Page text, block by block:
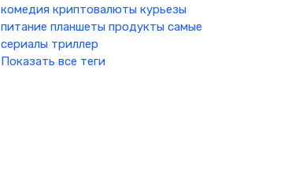
комедия криптовалюты курьезы
питание планшеты продукты самые
сериалы триллер
Показать все теги